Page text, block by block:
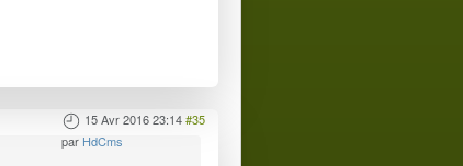
15 Avr 2016 23:14#35
par HdCms